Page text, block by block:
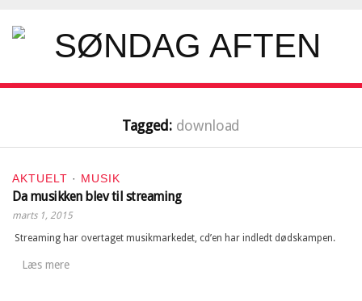
Tagged: download
AKTUELT · MUSIK
Da musikken blev til streaming
marts 1, 2015
Streaming har overtaget musikmarkedet, cd’en har indledt dødskampen.
Læs mere